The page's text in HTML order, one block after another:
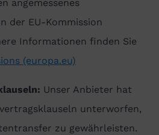
angemessenes
der EU-Kommission
Informationen finden Sie
(europa.eu)
Unser Anbieter hat
unterworfen,
zu gewährleisten.